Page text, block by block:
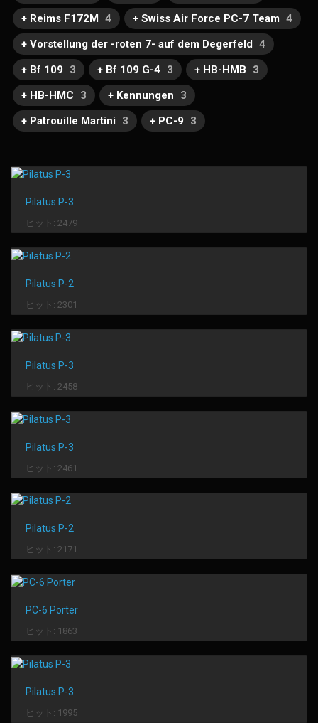
+ Reims F172M 4 + Swiss Air Force PC-7 Team 4
+ Vorstellung der -roten 7- auf dem Degerfeld 4
+ Bf 109
3 + Bf 109 G-4 3 + HB-HMB
3
+ HB-HMC
3 + Kennungen
3
+ Patrouille Martini
3 + PC-9 3
Pilatus P-3
ヒット: 2479
Pilatus P-2
ヒット: 2301
Pilatus P-3
ヒット: 2458
Pilatus P-3
ヒット: 2461
Pilatus P-2
ヒット: 2171
PC-6 Porter
ヒット: 1863
Pilatus P-3
ヒット: 1995